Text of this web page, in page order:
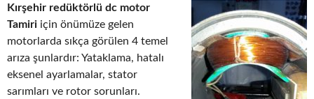
Kırşehir redüktörlü dc motor
Tamiri için önümüze gelen
motorlarda sıkça görülen 4 temel
arıza şunlardır: Yataklama, hatalı
eksenel ayarlamalar, stator
sarımları ve rotor sorunları.